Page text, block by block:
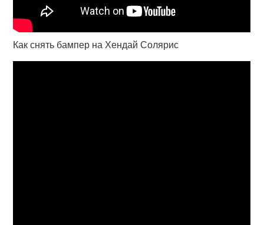
Как снять бампер на Хендай Солярис